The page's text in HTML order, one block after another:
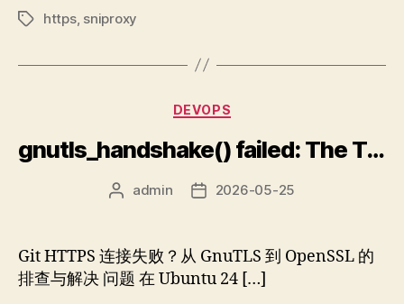
标
https, sniproxy
分
DEVOPS
gnutls_handshake() failed: The TLS connection was non-properly terminated.
文
者
admin
发
期
2026-05-25
Git HTTPS 连接失败？从 GnuTLS 到 OpenSSL 的
排查与解决 问题 在 Ubuntu 24 […]